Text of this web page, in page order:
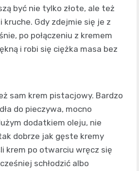
być nie tylko złote, ale też
kruche. Gdy zdejmie się je z
po połączeniu z kremem
i robi się ciężka masa bez
sam krem pistacjowy. Bardzo
do pieczywa, mocno
dodatkiem oleju, nie
dobrze jak gęste kremy
krem po otwarciu wręcz się
schłodzić albo